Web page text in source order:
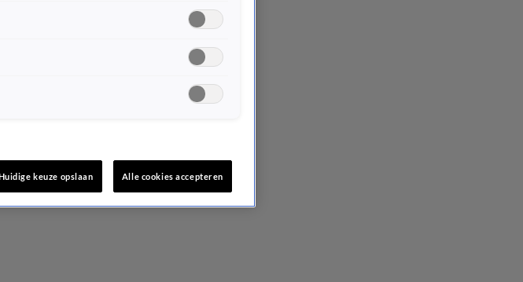
keuze opslaan Alle cookies accepteren